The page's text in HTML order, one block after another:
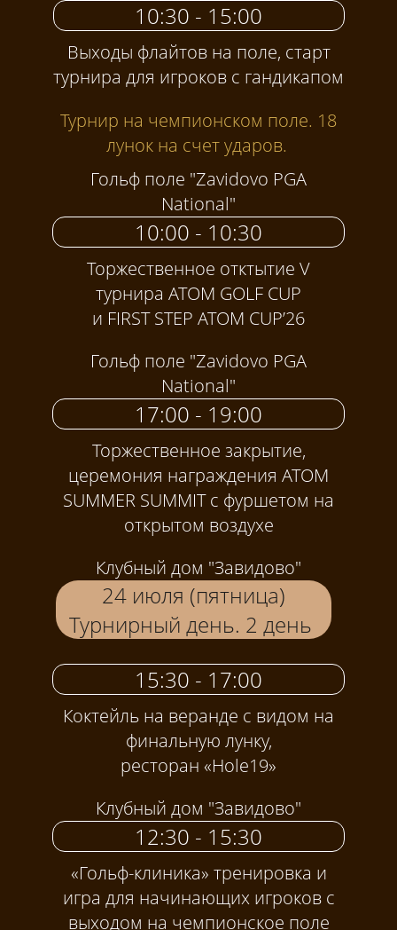
10:30 - 15:00
Выходы флайтов на поле, старт
турнира для игроков с гандикапом
Турнир на чемпионском поле. 18
лунок на счет ударов.
Гольф поле "Zavidovo PGA
National"
10:00 - 10:30
Торжественное отктытие V
турнира ATOM GOLF CUP
и FIRST STEP ATOM CUP’26
Гольф поле "Zavidovo PGA
National"
17:00 - 19:00
Торжественное закрытие,
церемония награждения ATOM
SUMMER SUMMIT с фуршетом на
открытом воздухе
Клубный дом "Завидово"
24 июля (пятница)
Турнирный день. 2 день
15:30 - 17:00
Коктейль на веранде с видом на
финальную лунку,
ресторан «Hole19»
Клубный дом "Завидово"
12:30 - 15:30
«Гольф-клиника» тренировка и
игра для начинающих игроков с
выходом на чемпионское поле